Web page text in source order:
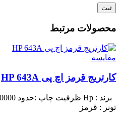
محصولات مرتبط
مقايسه
کارتریج قرمز اچ پی HP 643A
برند : Hp ظرفیت چاپ :حدود 10000 برگ
تونر : قرمز